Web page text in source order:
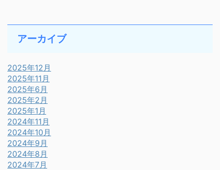
アーカイブ
2025年12月
2025年11月
2025年6月
2025年2月
2025年1月
2024年11月
2024年10月
2024年9月
2024年8月
2024年7月